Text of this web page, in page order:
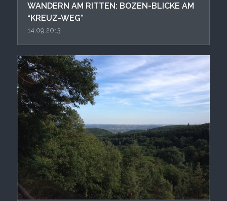
WANDERN AM RITTEN: BOZEN-BLICKE AM
“KREUZ-WEG”
14.09.2013